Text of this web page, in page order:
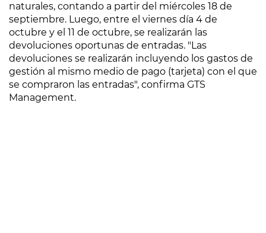
naturales, contando a partir del miércoles 18 de
septiembre. Luego, entre el viernes día 4 de
octubre y el 11 de octubre, se realizarán las
devoluciones oportunas de entradas. "Las
devoluciones se realizarán incluyendo los gastos de
gestión al mismo medio de pago (tarjeta) con el que
se compraron las entradas", confirma GTS
Management.